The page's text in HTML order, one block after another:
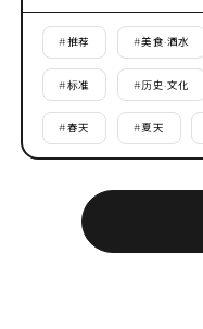
#推荐 #美食·酒水
#标准 #历史·文化
#春天 #夏天